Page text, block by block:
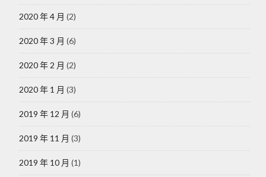
2020 年 4 月 (2)
2020 年 3 月 (6)
2020 年 2 月 (2)
2020 年 1 月 (3)
2019 年 12 月 (6)
2019 年 11 月 (3)
2019 年 10 月 (1)